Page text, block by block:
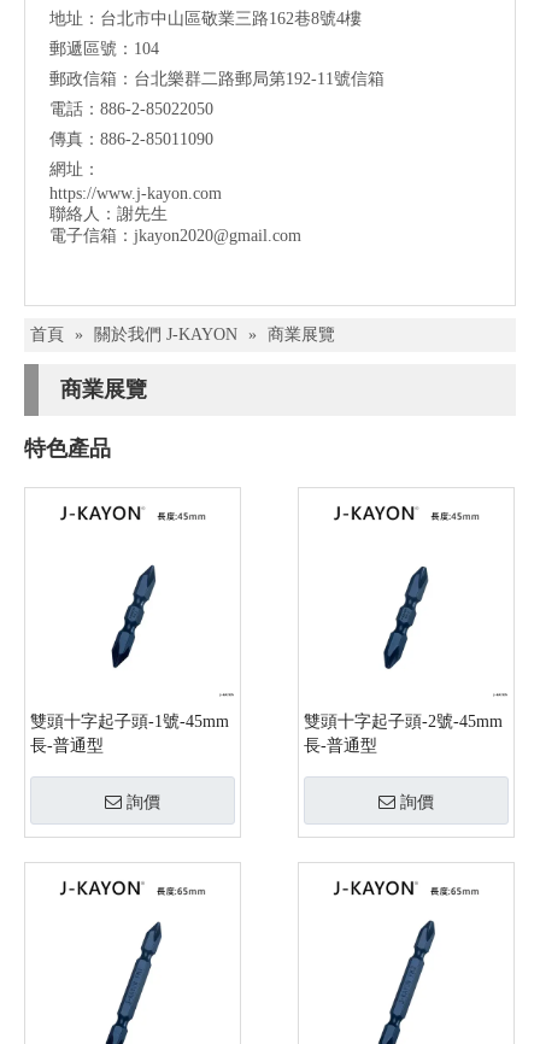
地址：台北市中山區敬業三路162巷8號4樓
郵遞區號：104
郵政信箱：台北樂群二路郵局第192-11號信箱
電話：886-2-85022050
傳真：886-2-85011090
網址：
https://www.j-kayon.com
聯絡人：謝先生
電子信箱： jkayon2020@gmail.com
首頁 » 關於我們 J-KAYON » 商業展覽
商業展覽
特色產品
雙頭十字起子頭-1號-45mm
長-普通型
詢價
雙頭十字起子頭-2號-45mm
長-普通型
詢價